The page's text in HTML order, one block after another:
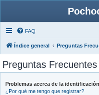
FAQ
Índice general Preguntas
Preguntas Frecuentes
Problemas acerca de la
¿Por qué me tengo que registrar?